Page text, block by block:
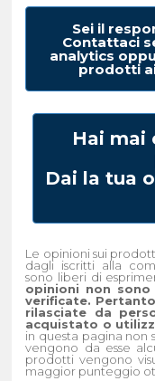
Sei il
Contattaci
analytics
prodotti
Hai mai
Dai la tua
Le opinioni sui
dagli iscritti alla
sono liberi di
opinioni non
verificate.
rilasciate da
acquistato o
in questa pagina non
vengono da esse
prodotti vengono
maggior punteggio